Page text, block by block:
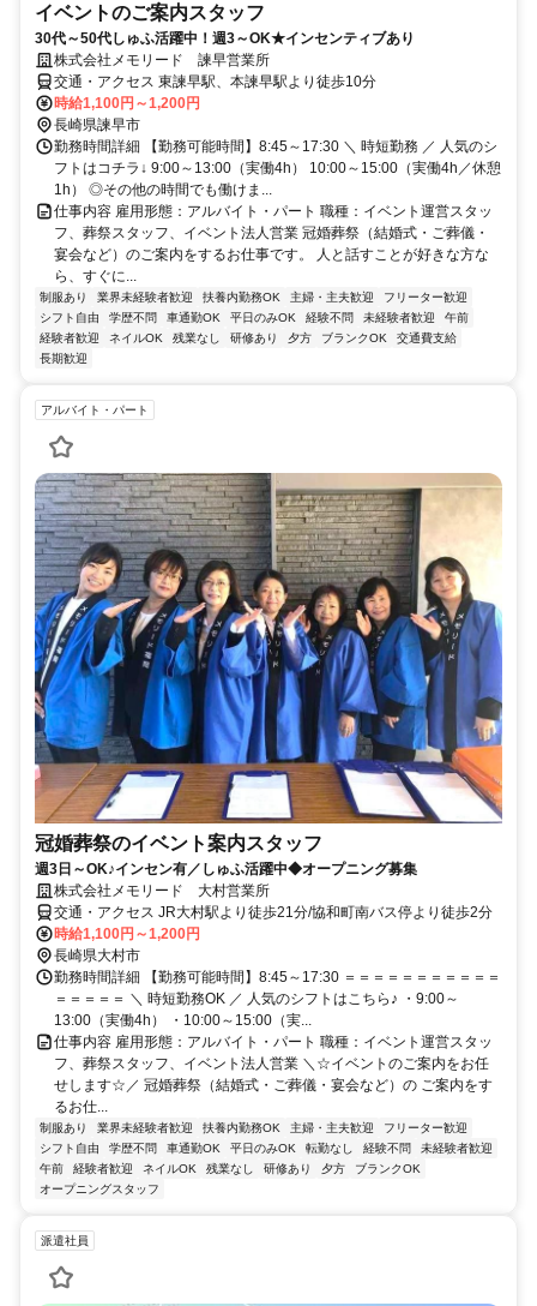
イベントのご案内スタッフ
30代～50代しゅふ活躍中！週3～OK★インセンティブあり
株式会社メモリード 諫早営業所
交通・アクセス 東諫早駅、本諫早駅より徒歩10分
時給1,100円～1,200円
長崎県諫早市
勤務時間詳細 【勤務可能時間】8:45～17:30 ＼ 時短勤務 ／ 人気のシ
フトはコチラ↓ 9:00～13:00（実働4h） 10:00～15:00（実働4h／休憩
1h） ◎その他の時間でも働けま...
仕事内容 雇用形態：アルバイト・パート 職種：イベント運営スタッ
フ、葬祭スタッフ、イベント法人営業 冠婚葬祭（結婚式・ご葬儀・
宴会など）のご案内をするお仕事です。 人と話すことが好きな方な
ら、すぐに...
制服あり 業界未経験者歓迎 扶養内勤務OK 主婦・主夫歓迎
フリーター歓迎
シフト自由
学歴不問 車通勤OK 平日のみOK 経験不問 未経験者歓迎
午前
経験者歓迎
ネイルOK 残業なし 研修あり 夕方 ブランクOK
交通費支給
長期歓迎
アルバイト・パート
冠婚葬祭のイベント案内スタッフ
週3日～OK♪インセン有／しゅふ活躍中◆オープニング募集
株式会社メモリード 大村営業所
交通・アクセス JR大村駅より徒歩21分/協和町南バス停より徒歩2分
時給1,100円～1,200円
長崎県大村市
勤務時間詳細 【勤務可能時間】8:45～17:30 ＝＝＝＝＝＝＝＝＝＝＝
＝＝＝＝＝ ＼ 時短勤務OK ／ 人気のシフトはこちら♪ ・9:00～
13:00（実働4h） ・10:00～15:00（実...
仕事内容 雇用形態：アルバイト・パート 職種：イベント運営スタッ
フ、葬祭スタッフ、イベント法人営業 ＼☆イベントのご案内をお任
せします☆／ 冠婚葬祭（結婚式・ご葬儀・宴会など）の ご案内をす
るお仕...
制服あり 業界未経験者歓迎 扶養内勤務OK 主婦・主夫歓迎
フリーター歓迎
シフト自由
学歴不問 車通勤OK 平日のみOK 転勤なし 経験不問
未経験者歓迎
午前
経験者歓迎 ネイルOK 残業なし 研修あり 夕方
ブランクOK
オープニングスタッフ
派遣社員